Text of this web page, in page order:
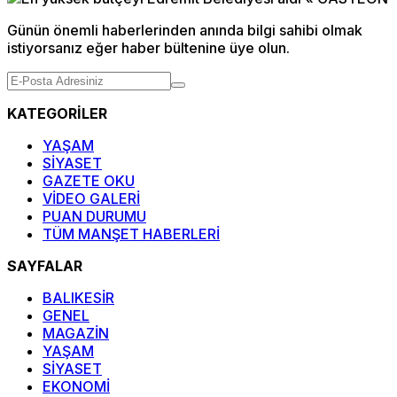
Günün önemli haberlerinden anında bilgi sahibi olmak
istiyorsanız eğer haber bültenine üye olun.
KATEGORİLER
YAŞAM
SİYASET
GAZETE OKU
VİDEO GALERİ
PUAN DURUMU
TÜM MANŞET HABERLERİ
SAYFALAR
BALIKESİR
GENEL
MAGAZİN
YAŞAM
SİYASET
EKONOMİ